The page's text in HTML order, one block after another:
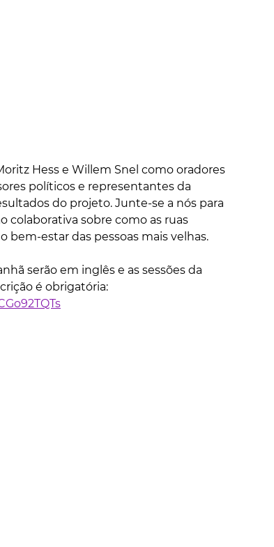
Hess e Willem Snel como oradores
políticos e representantes da
do projeto. Junte-se a nós para
colaborativa sobre como as ruas
bem-estar das pessoas mais velhas.
serão em inglês e as sessões da
é obrigatória: